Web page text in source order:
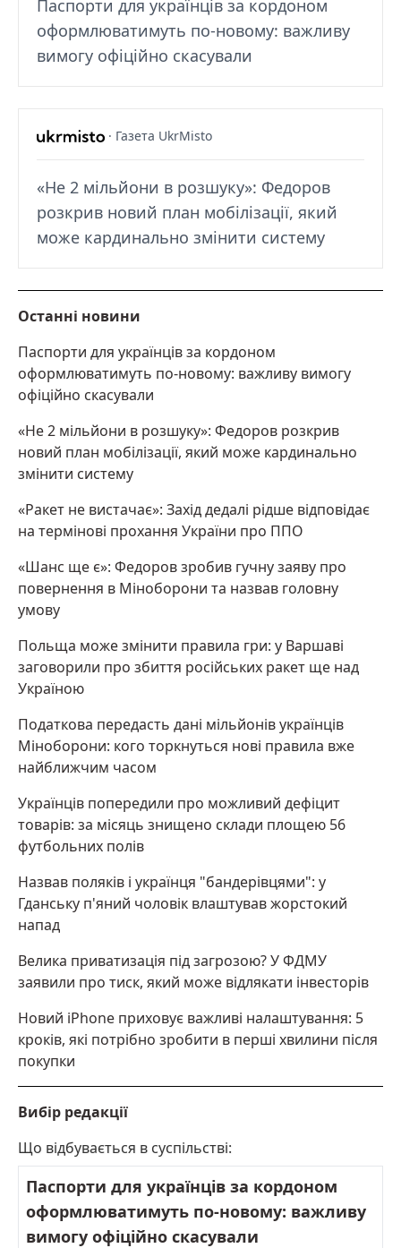
Паспорти для українців за кордоном
оформлюватимуть по-новому: важливу
вимогу офіційно скасували
· Газета UkrMisto
«Не 2 мільйони в розшуку»: Федоров
розкрив новий план мобілізації, який
може кардинально змінити систему
Останні новини
Паспорти для українців за кордоном
оформлюватимуть по-новому: важливу вимогу
офіційно скасували
«Не 2 мільйони в розшуку»: Федоров розкрив
новий план мобілізації, який може кардинально
змінити систему
«Ракет не вистачає»: Захід дедалі рідше відповідає
на термінові прохання України про ППО
«Шанс ще є»: Федоров зробив гучну заяву про
повернення в Міноборони та назвав головну
умову
Польща може змінити правила гри: у Варшаві
заговорили про збиття російських ракет ще над
Україною
Податкова передасть дані мільйонів українців
Міноборони: кого торкнуться нові правила вже
найближчим часом
Українців попередили про можливий дефіцит
товарів: за місяць знищено склади площею 56
футбольних полів
Назвав поляків і українця "бандерівцями": у
Гданську п'яний чоловік влаштував жорстокий
напад
Велика приватизація під загрозою? У ФДМУ
заявили про тиск, який може відлякати інвесторів
Новий iPhone приховує важливі налаштування: 5
кроків, які потрібно зробити в перші хвилини після
покупки
Вибір редакції
Що відбувається в суспільстві:
Паспорти для українців за кордоном
оформлюватимуть по-новому: важливу
вимогу офіційно скасували